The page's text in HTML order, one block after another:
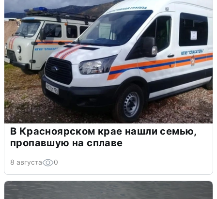
В Красноярском крае нашли семью,
пропавшую на сплаве
8 августа 0